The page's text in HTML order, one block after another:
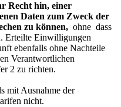
Recht hin, einer
Daten zum Zweck der
zu können, ohne dass
Erteilte Einwilligungen
ebenfalls ohne Nachteile
Verantwortlichen
2 zu richten.
mit Ausnahme der
nicht.